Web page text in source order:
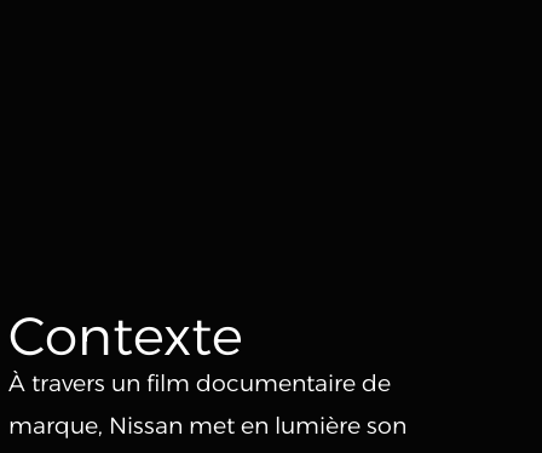
18 RUE DU BOURG TIBOURG, 75004 PARIS
Contexte
À travers un film documentaire de
marque, Nissan met en lumière son